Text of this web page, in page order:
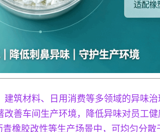
筑材料、日用消费等多领域的异味
善车间生产环境，降低异味对员工
橡胶改性等生产场景中，可均匀分